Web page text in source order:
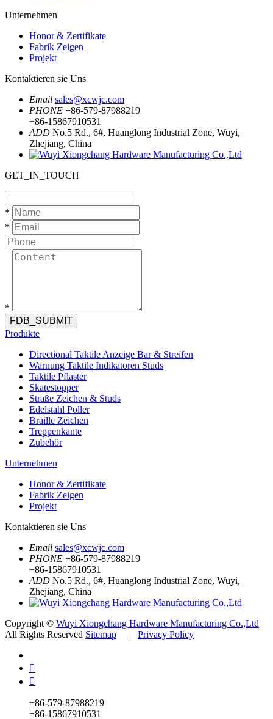
Unternehmen
Honor & Zertifikate
Fabrik Zeigen
Projekt
Kontaktieren sie Uns
Email sales@xcwjc.com
PHONE +86-579-87988219
+86-15867910531
ADD No.5 Rd., 6#, Huanglong Industrial Zone, Wuyi,
Zhejiang, China
GET_IN_TOUCH
*
*
*
FDB_SUBMIT
Produkte
Directional Taktile Anzeige Bar & Streifen
Warnung Taktile Indikatoren Studs
Taktile Pflaster
Skatestopper
Straße Zeichen & Studs
Edelstahl Poller
Braille Zeichen
Treppenkante
Zubehör
Unternehmen
Honor & Zertifikate
Fabrik Zeigen
Projekt
Kontaktieren sie Uns
Email sales@xcwjc.com
PHONE +86-579-87988219
+86-15867910531
ADD No.5 Rd., 6#, Huanglong Industrial Zone, Wuyi,
Zhejiang, China
Copyright © Wuyi Xiongchang Hardware Manufacturing Co.,Ltd
All Rights Reserved Sitemap | Privacy Policy


+86-579-87988219
+86-15867910531